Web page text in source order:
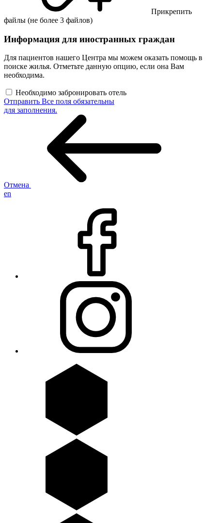
Прикрепить
файлы (не более 3 файлов)
Информация для иностранных граждан
Для пациентов нашего Центра мы можем оказать помощь в
поиске жилья. Отметьте данную опцию, если она Вам
необходима.
Необходимо забронировать отель
Отправить Все поля обязательны
для заполнения.
Отмена
en